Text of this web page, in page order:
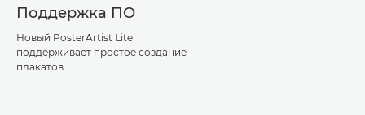
Поддержка ПО
Новый PosterArtist Lite
поддерживает простое создание
плакатов.